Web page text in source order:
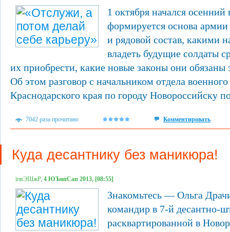
1 октября начался
формируется основа
и рядовой состав, какими
владеть будущие солдаты
их приобрести, какие новые законы они обязаны
Об этом разговор с начальником отдела
Краснодарского края по городу Новороссийску
7042 раза прочитано Комментировать
Куда десантнику без маникюра!
їпвЭШжР, 4 ЮЪвпСап 2013, [08:55]
Знакомьтесь — Ольга
командир в 7-й десантно-
расквартированной в